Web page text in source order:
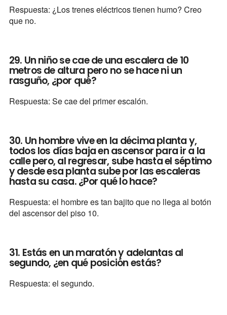
Respuesta: ¿Los trenes eléctricos tienen humo? Creo
que no.
29. Un niño se cae de una escalera de 10
metros de altura pero no se hace ni un
rasguño, ¿por qué?
Respuesta: Se cae del primer escalón.
30. Un hombre vive en la décima planta y,
todos los días baja en ascensor para ir a la
calle pero, al regresar, sube hasta el séptimo
y desde esa planta sube por las escaleras
hasta su casa. ¿Por qué lo hace?
Respuesta: el hombre es tan bajito que no llega al botón
del ascensor del piso 10.
31. Estás en un maratón y adelantas al
segundo, ¿en qué posición estás?
Respuesta: el segundo.